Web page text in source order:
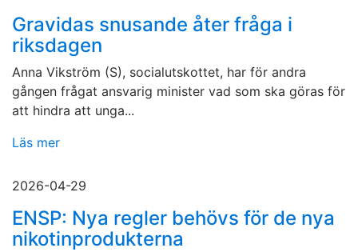
Gravidas snusande åter fråga i
riksdagen
Anna Vikström (S), socialutskottet, har för andra
gången frågat ansvarig minister vad som ska göras för
att hindra att unga...
Läs mer
2026-04-29
ENSP: Nya regler behövs för de nya
nikotinprodukterna